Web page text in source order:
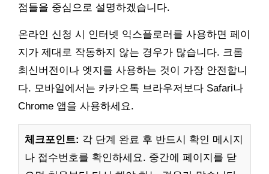
점들을 중심으로 설명하겠습니다.
온라인 신청 시 인터넷 익스플로러를 사용하면 페이
지가 제대로 작동하지 않는 경우가 많습니다. 크롬
최신버전이나 엣지를 사용하는 것이 가장 안전합니
다. 모바일에서는 카카오톡 브라우저보다 Safari나
Chrome 앱을 사용하세요.
체크포인트: 각 단계 완료 후 반드시 확인 메시지
나 접수번호를 확인하세요. 중간에 페이지를 닫